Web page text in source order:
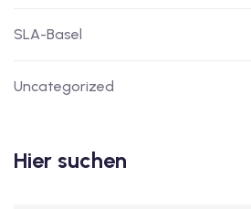
SLA-Basel
Uncategorized
Hier suchen